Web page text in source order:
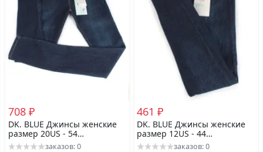
708 ₽
DK. BLUE Джинсы женские
размер 20US - 54
российскийзаказов: 0
461 ₽
DK. BLUE Джинсы женские
размер 12US - 44
российскийзаказов: 0